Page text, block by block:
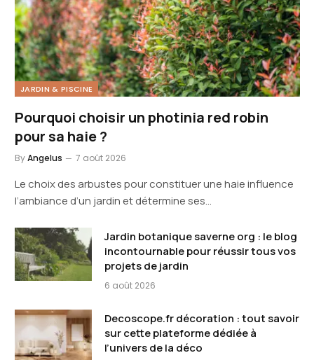
JARDIN & PISCINE
Pourquoi choisir un photinia red robin
pour sa haie ?
ByAngelus 7 août 2026
Le choix des arbustes pour constituer une haie influence
l’ambiance d’un jardin et détermine ses…
Jardin botanique saverne org : le blog
incontournable pour réussir tous vos
projets de jardin
6 août 2026
Decoscope.fr décoration : tout savoir
sur cette plateforme dédiée à
l’univers de la déco